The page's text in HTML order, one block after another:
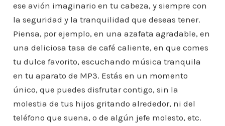
ese avión imaginario en tu cabeza, y siempre con
la seguridad y la tranquilidad que deseas tener.
Piensa, por ejemplo, en una azafata agradable, en
una deliciosa tasa de café caliente, en que comes
tu dulce favorito, escuchando música tranquila
en tu aparato de MP3. Estás en un momento
único, que puedes disfrutar contigo, sin la
molestia de tus hijos gritando alrededor, ni del
teléfono que suena, o de algún jefe molesto, etc.